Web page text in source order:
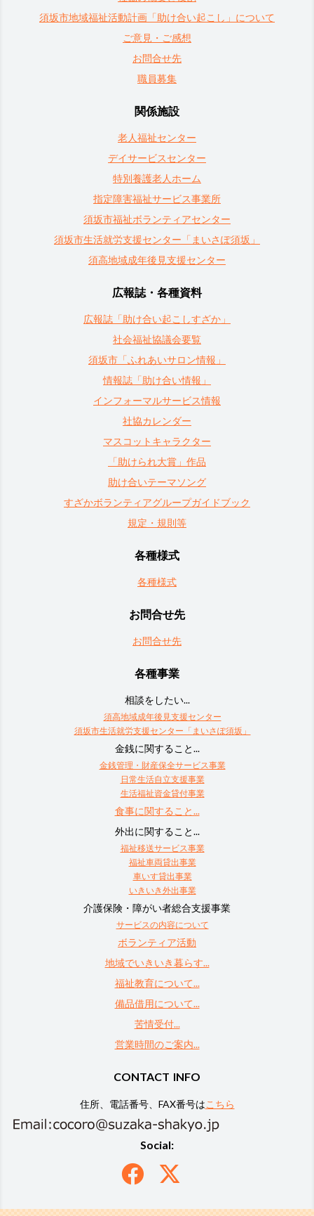
須坂市地域福祉活動計画「助け合い起こし」について
ご意見・ご感想
お問合せ先
職員募集
関係施設
老人福祉センター
デイサービスセンター
特別養護老人ホーム
指定障害福祉サービス事業所
須坂市福祉ボランティアセンター
須坂市生活就労支援センター「まいさぽ須坂」
須高地域成年後見支援センター
広報誌・各種資料
広報誌「助け合い起こしすざか」
社会福祉協議会要覧
須坂市「ふれあいサロン情報」
情報誌「助け合い情報」
インフォーマルサービス情報
社協カレンダー
マスコットキャラクター
「助けられ大賞」作品
助け合いテーマソング
すざかボランティアグループガイドブック
規定・規則等
各種様式
各種様式
お問合せ先
お問合せ先
各種事業
相談をしたい...
須高地域成年後見支援センター
須坂市生活就労支援センター「まいさぽ須坂」
金銭に関すること...
金銭管理・財産保全サービス事業
日常生活自立支援事業
生活福祉資金貸付事業
食事に関すること...
外出に関すること...
福祉移送サービス事業
福祉車両貸出事業
車いす貸出事業
いきいき外出事業
介護保険・障がい者総合支援事業
サービスの内容について
ボランティア活動
地域でいきいき暮らす...
福祉教育について...
備品借用について...
苦情受付...
営業時間のご案内...
CONTACT INFO
住所、電話番号、FAX番号はこちら
Social: